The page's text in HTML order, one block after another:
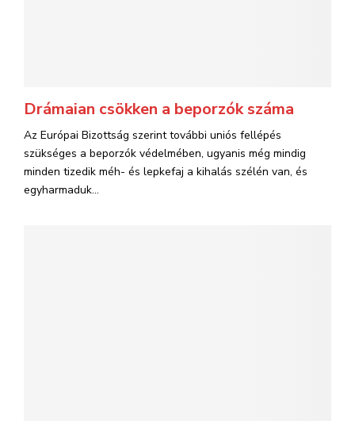
Drámaian csökken a beporzók száma
Az Európai Bizottság szerint további uniós fellépés
szükséges a beporzók védelmében, ugyanis még mindig
minden tizedik méh- és lepkefaj a kihalás szélén van, és
egyharmaduk...